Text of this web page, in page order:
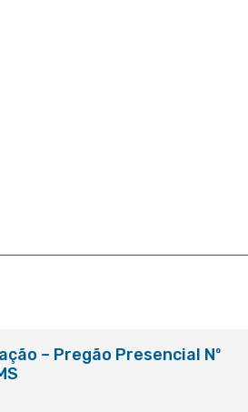
– Pregão Presencial Nº